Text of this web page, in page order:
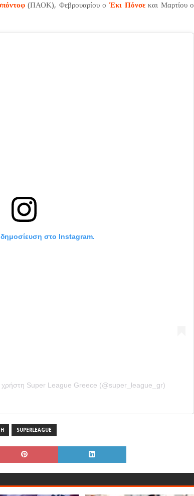
(ΠΑΟΚ), Φεβρουαρίου οΈκι Πόνσεκαι Μαρτίου ο
δημοσίευση στο Instagram.
χρήστη Super League Greece (@super_league_gr)
SUPERLEAGUE